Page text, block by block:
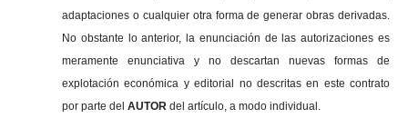
adaptaciones o cualquier otra forma de generar obras derivadas.
No obstante lo anterior, la enunciación de las autorizaciones es
meramente enunciativa y no descartan nuevas formas de
explotación económica y editorial no descritas en este contrato
por parte del AUTOR del artículo, a modo individual.